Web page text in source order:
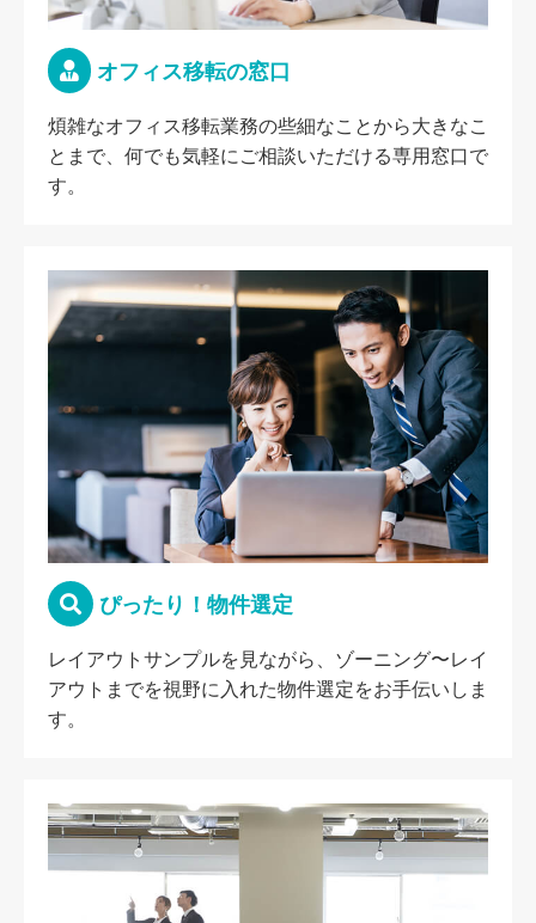
オフィス移転の窓口
煩雑なオフィス移転業務の些細なことから大きなこ
とまで、何でも気軽にご相談いただける専用窓口で
す。
ぴったり！物件選定
レイアウトサンプルを見ながら、ゾーニング〜レイ
アウトまでを視野に入れた物件選定をお手伝いしま
す。